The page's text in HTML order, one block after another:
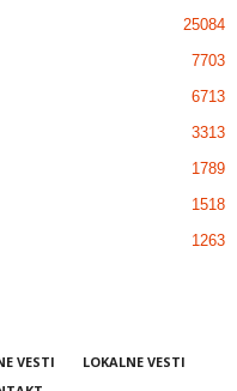
25084
7703
6713
3313
1789
1518
1263
VESTI
LOKALNE VESTI